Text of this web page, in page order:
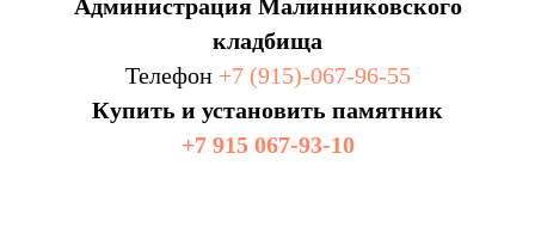
Администрация Малинниковского
кладбища
Телефон +7 (915)-067-96-55
Купить и установить памятник
+7 915 067-93-10